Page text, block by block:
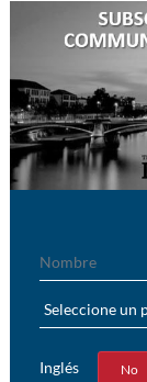
Inglés
Sí No